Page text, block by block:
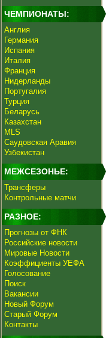
ЧЕМПИОНАТЫ:
Англия
Германия
Испания
Италия
Франция
Нидерланды
Португалия
Турция
Беларусь
Казахстан
MLS
Саудовская Аравия
Узбекистан
МЕЖСЕЗОНЬЕ:
Трансферы
Контрольные матчи
РАЗНОЕ:
Прогнозы от ФНК
Российские новости
Мировые Новости
Коэффициенты УЕФА
Голосование
Поиск
Вакансии
Новый Форум
Старый Форум
Контакты